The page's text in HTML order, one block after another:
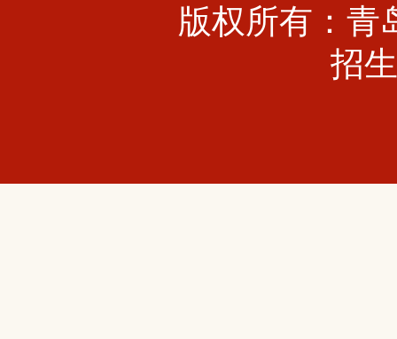
版权所有：青
招